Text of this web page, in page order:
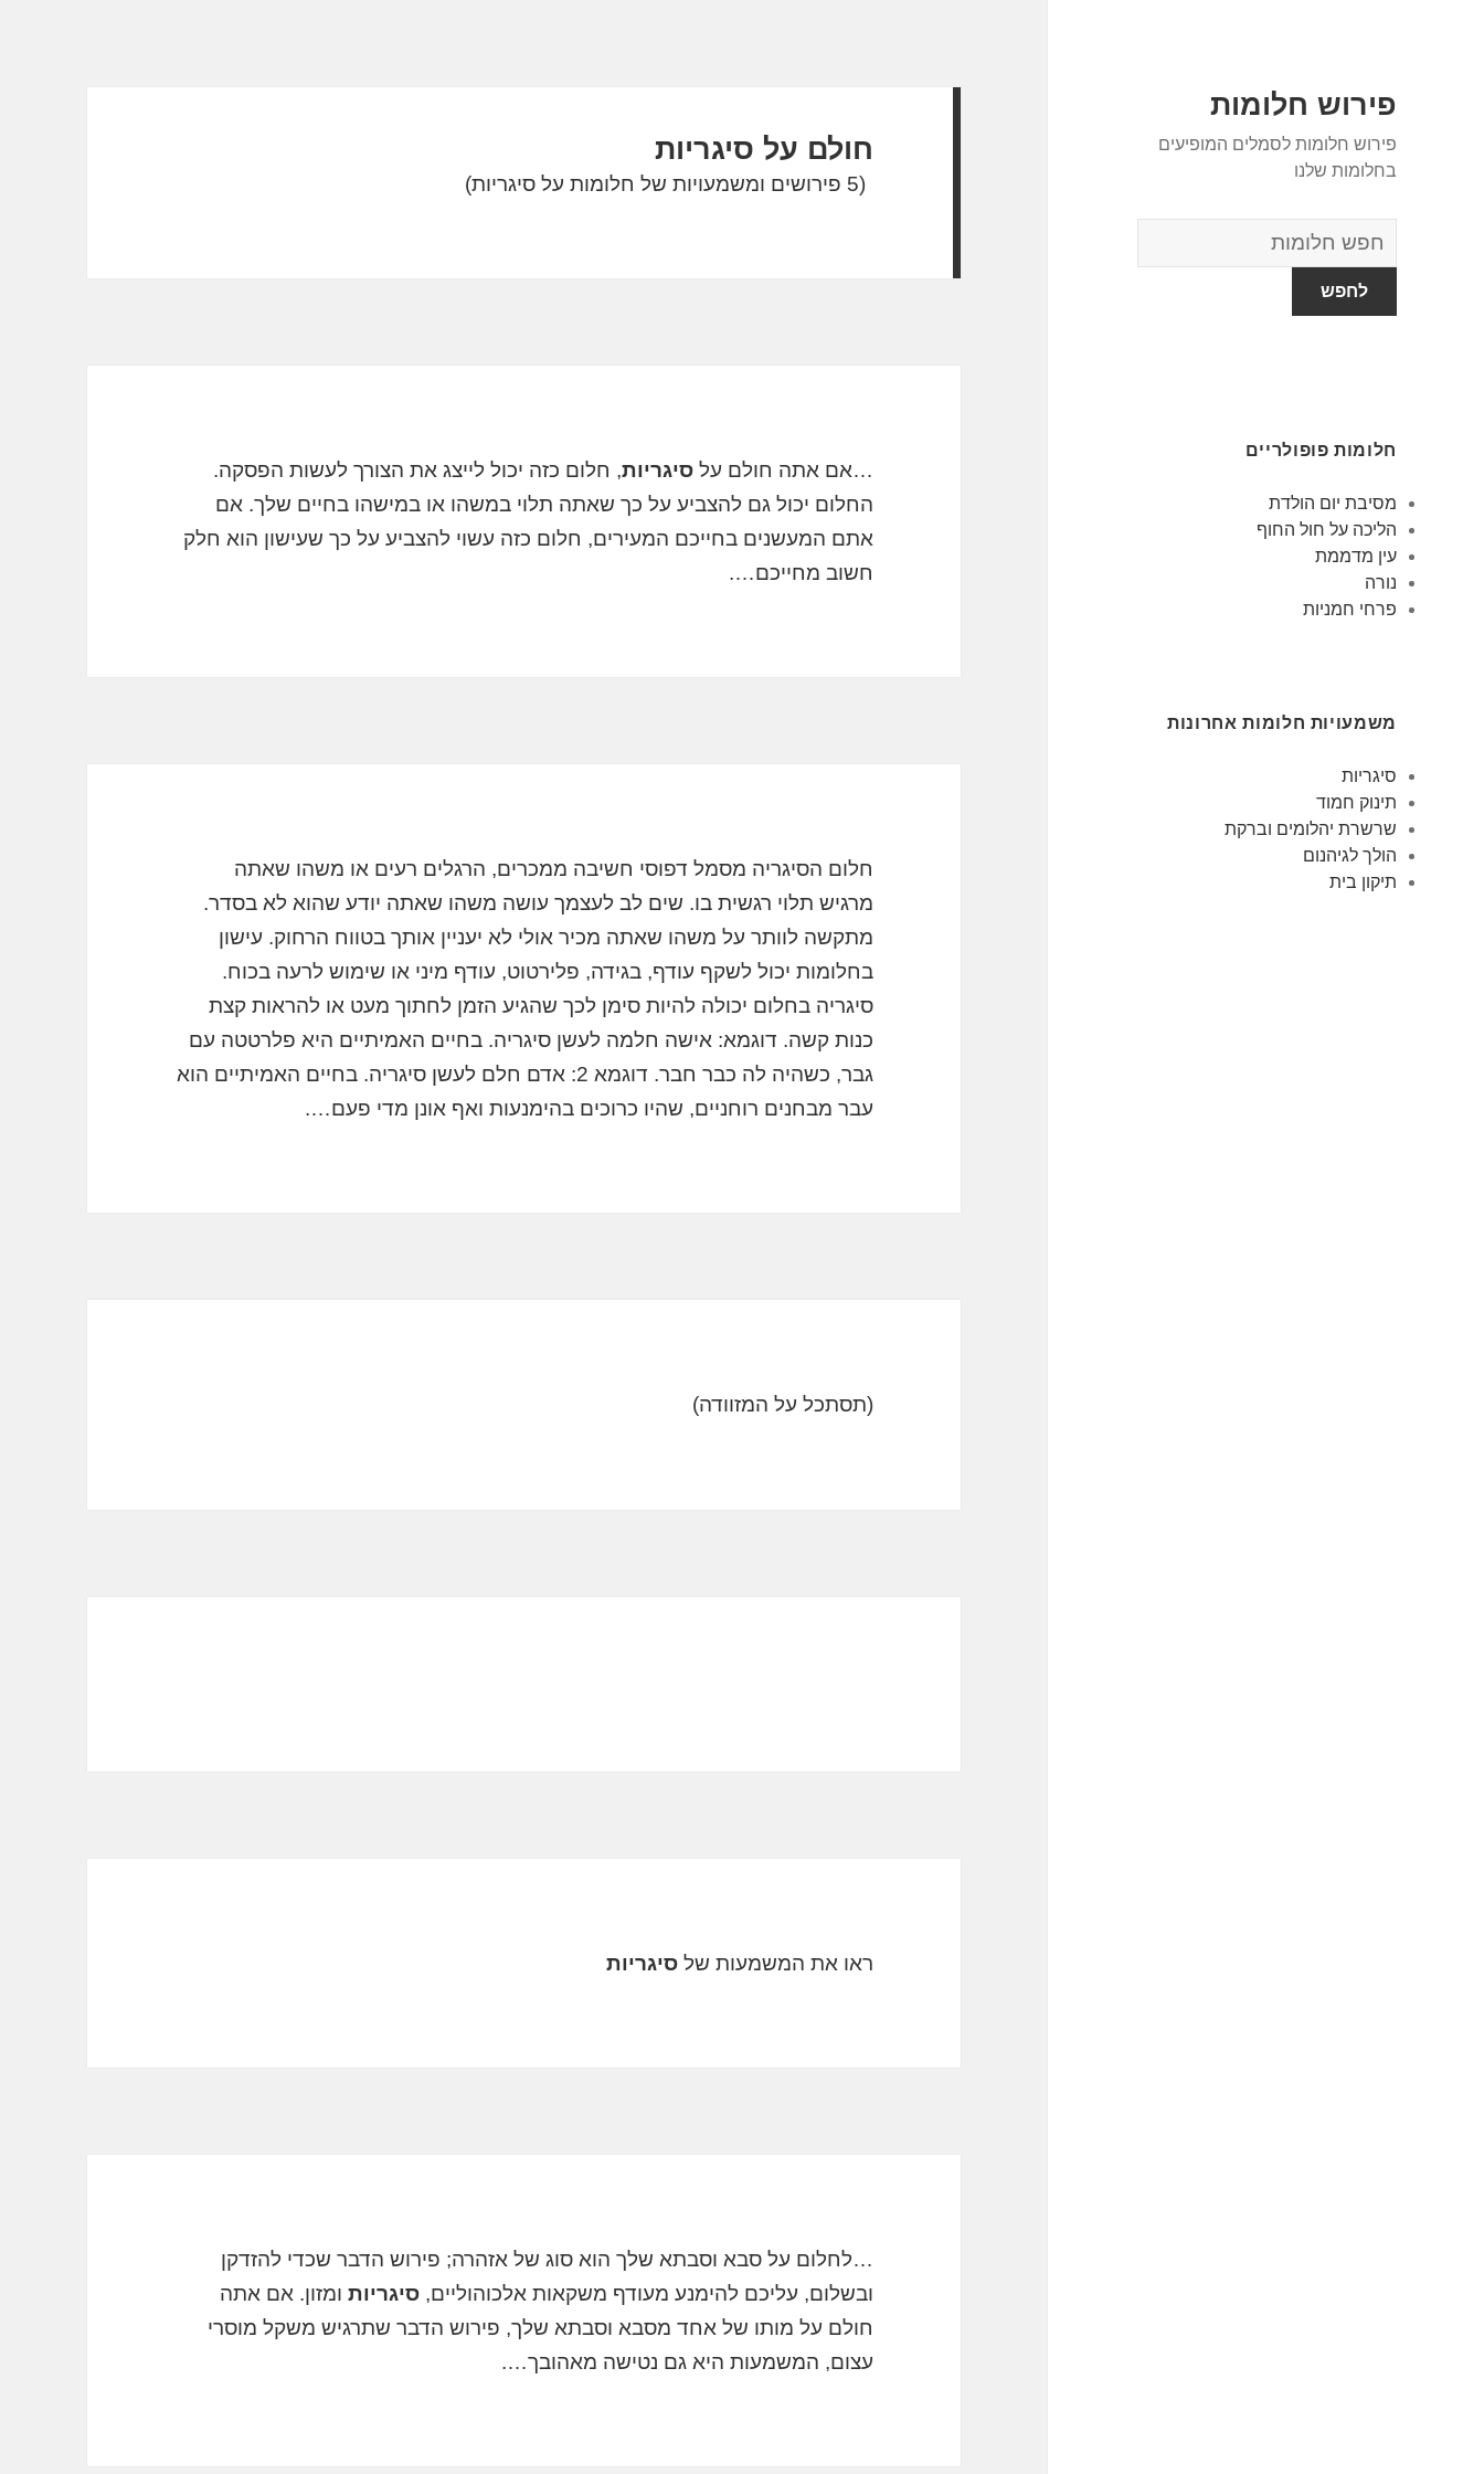
פירוש חלומות
פירוש חלומות לסמלים המופיעים
בחלומות שלנו
מילון
החלומות
חלומות פופולריים
מסיבת יום הולדת
הליכה על חול החוף
עין מדממת
נורה
פרחי חמניות
משמעויות חלומות אחרונות
סיגריות
תינוק חמוד
שרשרת יהלומים וברקת
הולך לגיהנום
תיקון בית
חולם על סיגריות
(5 פירושים ומשמעויות של חלומות על סיגריות)
…אם אתה חולם עלסיגריות, חלום כזה יכול לייצג את הצורך לעשות הפסקה.
החלום יכול גם להצביע על כך שאתה תלוי במשהו או במישהו בחיים שלך. אם
אתם המעשנים בחייכם המעירים, חלום כזה עשוי להצביע על כך שעישון הוא חלק
חשוב מחייכם….
חלום הסיגריה מסמל דפוסי חשיבה ממכרים, הרגלים רעים או משהו שאתה
מרגיש תלוי רגשית בו. שים לב לעצמך עושה משהו שאתה יודע שהוא לא בסדר.
מתקשה לוותר על משהו שאתה מכיר אולי לא יעניין אותך בטווח הרחוק. עישון
בחלומות יכול לשקף עודף, בגידה, פלירטוט, עודף מיני או שימוש לרעה בכוח.
סיגריה בחלום יכולה להיות סימן לכך שהגיע הזמן לחתוך מעט או להראות קצת
כנות קשה. דוגמא: אישה חלמה לעשן סיגריה. בחיים האמיתיים היא פלרטטה עם
גבר, כשהיה לה כבר חבר. דוגמא 2: אדם חלם לעשן סיגריה. בחיים האמיתיים הוא
עבר מבחנים רוחניים, שהיו כרוכים בהימנעות ואף אונן מדי פעם….
(תסתכל על המזוודה)
ראו את המשמעות שלסיגריות
…לחלום על סבא וסבתא שלך הוא סוג של אזהרה; פירוש הדבר שכדי להזדקן
ובשלום, עליכם להימנע מעודף משקאות אלכוהוליים,סיגריות ומזון. אם אתה
חולם על מותו של אחד מסבא וסבתא שלך, פירוש הדבר שתרגיש משקל מוסרי
עצום, המשמעות היא גם נטישה מאהובך….